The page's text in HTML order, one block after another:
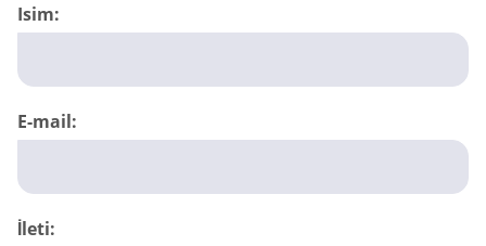
Isim:
E-mail:
İleti: